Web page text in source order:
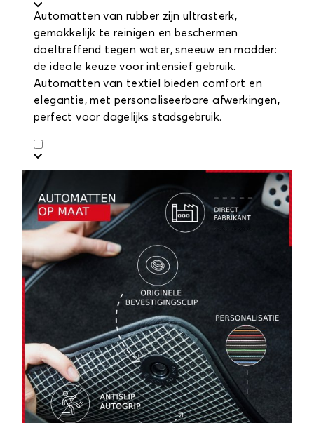
Automatten van rubber zijn ultrasterk,
gemakkelijk te reinigen en beschermen
doeltreffend tegen water, sneeuw en modder:
de ideale keuze voor intensief gebruik.
Automatten van textiel bieden comfort en
elegantie, met personaliseerbare afwerkingen,
perfect voor dagelijks stadsgebruik.